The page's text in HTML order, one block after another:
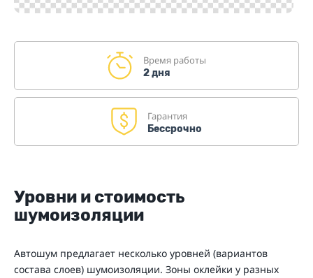
Время работы
2 дня
Гарантия
Бессрочно
Уровни и стоимость
шумоизоляции
Автошум предлагает несколько уровней (вариантов
состава слоев) шумоизоляции. Зоны оклейки у разных